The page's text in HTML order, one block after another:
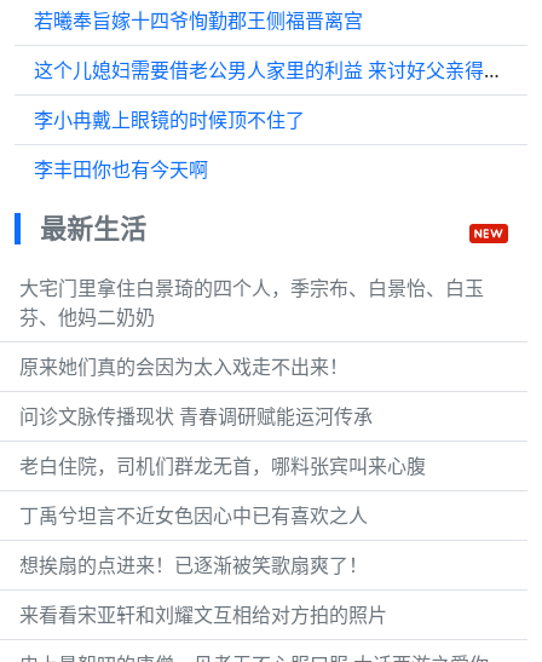
若曦奉旨嫁十四爷恂勤郡王侧福晋离宫
这个儿媳妇需要借老公男人家里的利益 来讨好父亲得到在家族的重视权吗？
李小冉戴上眼镜的时候顶不住了
李丰田你也有今天啊
最新生活
大宅门里拿住白景琦的四个人，季宗布、白景怡、白玉
芬、他妈二奶奶
原来她们真的会因为太入戏走不出来！
问诊文脉传播现状 青春调研赋能运河传承
老白住院，司机们群龙无首，哪料张宾叫来心腹
丁禹兮坦言不近女色因心中已有喜欢之人
想挨扇的点进来！已逐渐被笑歌扇爽了！
来看看宋亚轩和刘耀文互相给对方拍的照片